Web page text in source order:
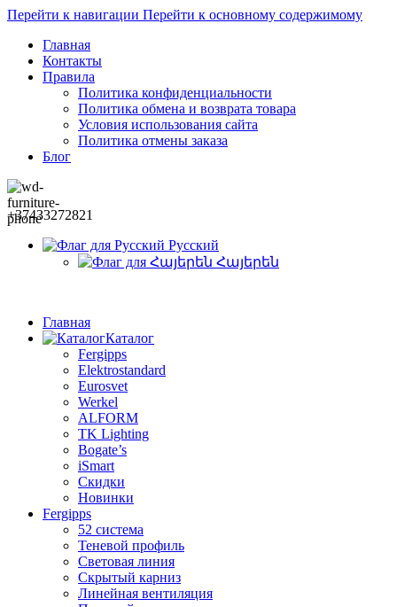
Перейти к навигации Перейти к основному содержимому
Главная
Контакты
Правила
Политика конфиденциальности
Политика обмена и возврата товара
Условия использования сайта
Политика отмены заказа
Блог
+37433272821
Русский
Հայերեն
Главная
Каталог
Fergipps
Elektrostandard
Eurosvet
Werkel
ALFORM
TK Lighting
Bogate’s
iSmart
Скидки
Новинки
Fergipps
52 система
Теневой профиль
Световая линия
Скрытый карниз
Линейная вентиляция